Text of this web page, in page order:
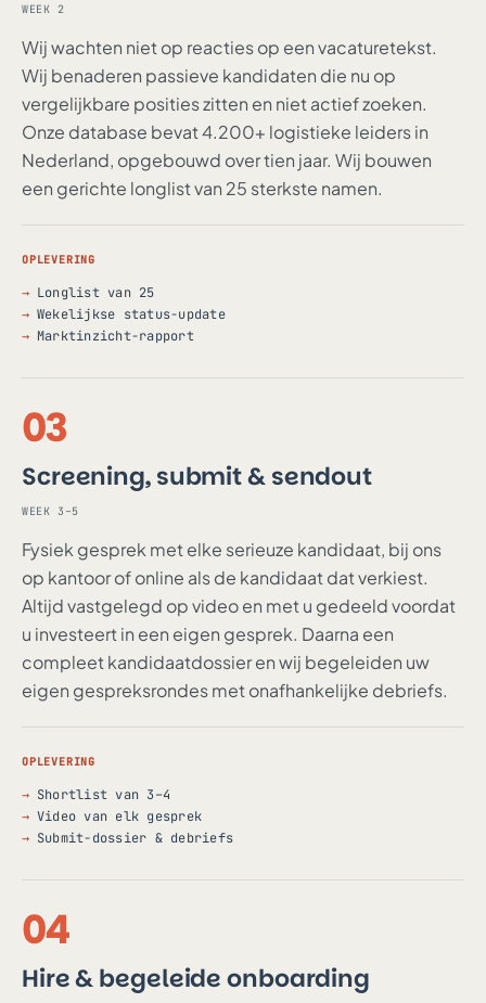
WEEK 2
Wij wachten niet op reacties op een vacaturetekst.
Wij benaderen passieve kandidaten die nu op
vergelijkbare posities zitten en niet actief zoeken.
Onze database bevat 4.200+ logistieke leiders in
Nederland, opgebouwd over tien jaar. Wij bouwen
een gerichte longlist van 25 sterkste namen.
OPLEVERING
Longlist van 25
Wekelijkse status-update
Marktinzicht-rapport
03
Screening, submit & sendout
WEEK 3–5
Fysiek gesprek met elke serieuze kandidaat, bij ons
op kantoor of online als de kandidaat dat verkiest.
Altijd vastgelegd op video en met u gedeeld voordat
u investeert in een eigen gesprek. Daarna een
compleet kandidaatdossier en wij begeleiden uw
eigen gespreksrondes met onafhankelijke debriefs.
OPLEVERING
Shortlist van 3–4
Video van elk gesprek
Submit-dossier & debriefs
04
Hire & begeleide onboarding